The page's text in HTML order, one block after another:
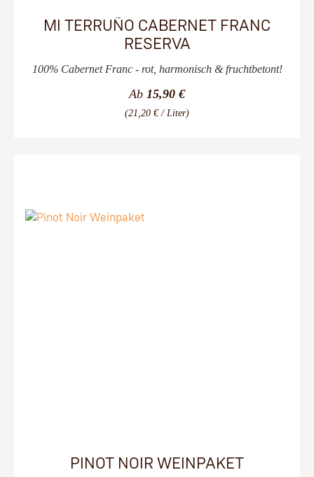
MI TERRUÑO CABERNET FRANC
RESERVA
100% Cabernet Franc - rot, harmonisch & fruchtbetont!
Ab 15,90 €
(21,20 € / Liter)
PINOT NOIR WEINPAKET